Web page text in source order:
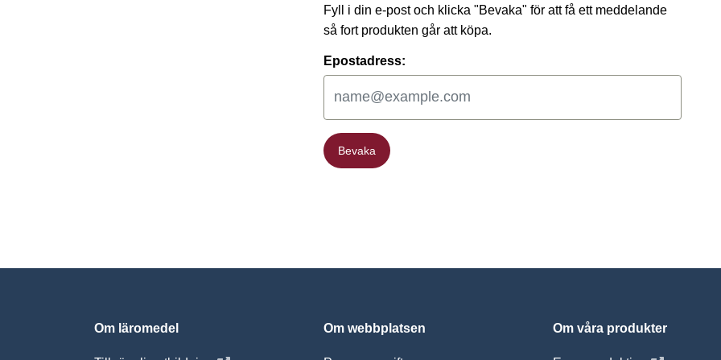
Fyll i din e-post och klicka "Bevaka" för att få ett meddelande
så fort produkten går att köpa.
Epostadress:
Bevaka
Bevaka
Om läromedel Om webbplatsen Om våra produkter